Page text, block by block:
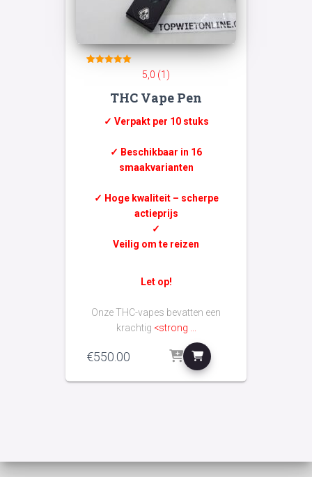
gebaseerd
klant
5,0 (1)
THC Vape Pen
✓ Verpakt per 10 stuks
✓ Beschikbaar in 16
smaakvarianten
✓ Hoge kwaliteit – scherpe
actieprijs
✓
Veilig om te reizen
Let op!
Onze THC-vapes bevatten een
krachtig <strong ...
€550.00